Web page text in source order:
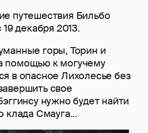
путешествия Бильбо
декабря 2013.
горы, Торин и
помощью к могучему
в опасное Лихолесье без
свое
нужно будет найти
клада Смауга...